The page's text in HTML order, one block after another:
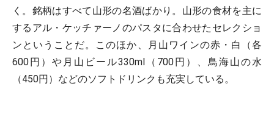
く。銘柄はすべて山形の名酒ばかり。山形の食材を主に
するアル・ケッチァーノのパスタに合わせたセレクショ
ンということだ。このほか、月山ワインの赤・白（各
600円）や月山ビール330ml（700円）、鳥海山の水
（450円）などのソフトドリンクも充実している。